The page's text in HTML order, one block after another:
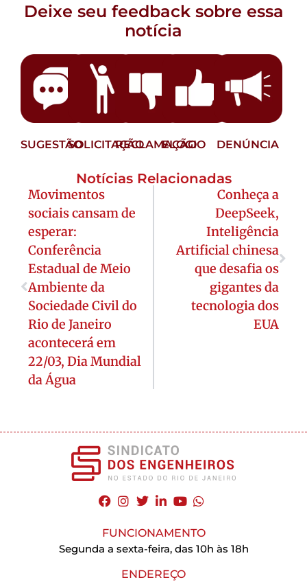
Deixe seu feedback sobre essa
notícia
SUGESTÃOSOLICITAÇÃORECLAMAÇÃO
ELOGIO DENÚNCIA
Notícias Relacionadas
Movimentos
sociais cansam de
esperar:
Conferência
Estadual de Meio
Ambiente da
Sociedade Civil do
Rio de Janeiro
acontecerá em
22/03, Dia Mundial
da Água
Conheça a
DeepSeek,
Inteligência
Artificial chinesa
que desafia os
gigantes da
tecnologia dos
EUA
FUNCIONAMENTO
Segunda a sexta-feira, das 10h às 18h
ENDEREÇO